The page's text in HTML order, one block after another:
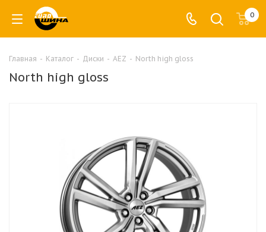
0
Главная - Каталог - Диски - AEZ - North high gloss
North high gloss